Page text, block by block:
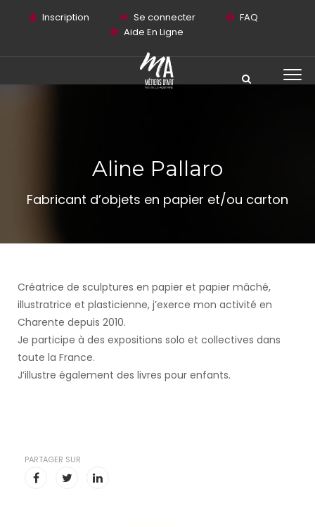
Inscription Se connecter
FAQ
Aide En Ligne
Aline Pallaro
Fabricant d’objets en papier et/ou carton
Créatrice de sculptures en papier et papier mâché,
illustratrice et plasticienne, j’exerce mon activité en
Charente depuis 2010.
Je participe à des expositions solo et collectives dans
toute la France.
J’illustre également des livres pour enfants.
PARTAGER SUR